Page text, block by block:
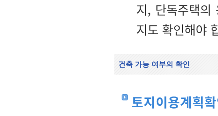
지, 단독주택의
지도 확인해야
건축 가능 여부의 확인
토지이용계획